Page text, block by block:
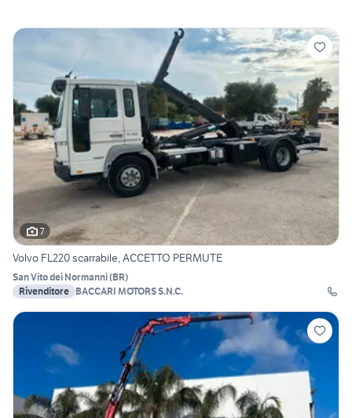
7
Volvo FL220 scarrabile, ACCETTO PERMUTE
San Vito dei Normanni(BR)
Rivenditore BACCARI MOTORS S.N.C.